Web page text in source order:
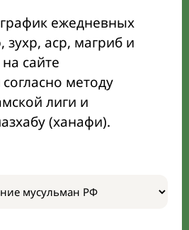
ежедневных
аср, магриб и
сайте
методу
лиги и
(ханафи).